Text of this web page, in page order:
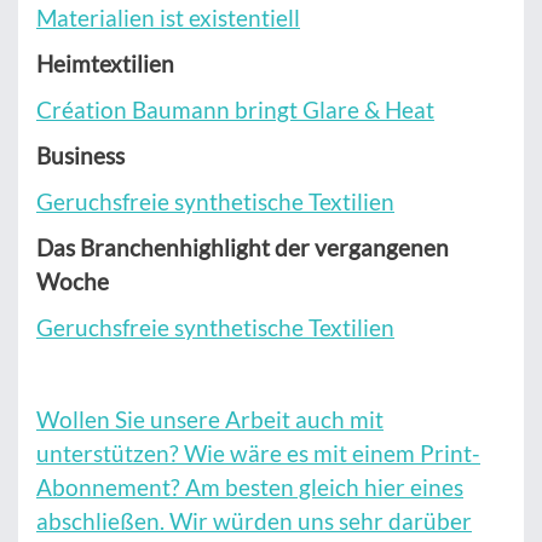
Materialien ist existentiell
Heimtextilien
Création Baumann bringt Glare & Heat
Business
Geruchsfreie synthetische Textilien
Das Branchenhighlight der vergangenen
Woche
Geruchsfreie synthetische Textilien
Wollen Sie unsere Arbeit auch mit
unterstützen? Wie wäre es mit einem Print-
Abonnement? Am besten gleich hier eines
abschließen. Wir würden uns sehr darüber